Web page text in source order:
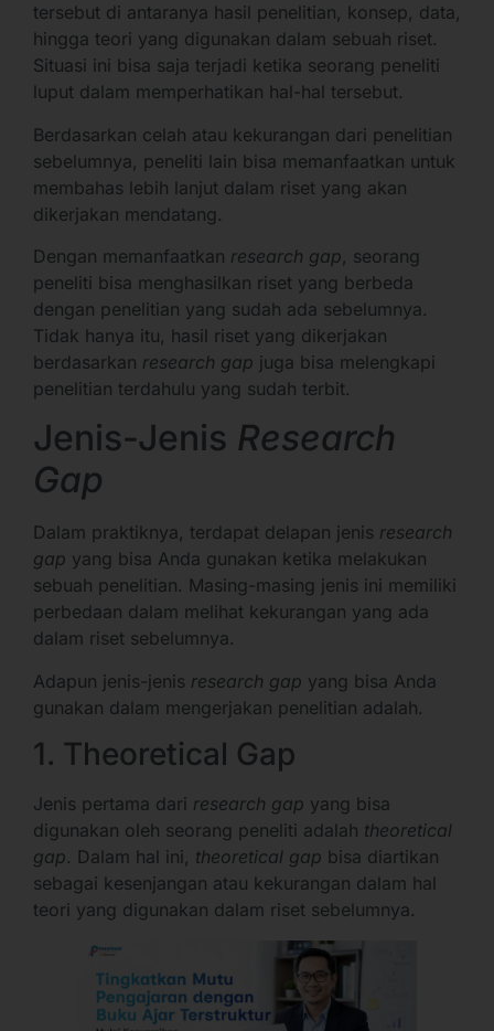
tersebut di antaranya hasil penelitian, konsep, data,
hingga teori yang digunakan dalam sebuah riset.
Situasi ini bisa saja terjadi ketika seorang peneliti
luput dalam memperhatikan hal-hal tersebut.
Berdasarkan celah atau kekurangan dari penelitian
sebelumnya, peneliti lain bisa memanfaatkan untuk
membahas lebih lanjut dalam riset yang akan
dikerjakan mendatang.
Dengan memanfaatkan research gap , seorang
peneliti bisa menghasilkan riset yang berbeda
dengan penelitian yang sudah ada sebelumnya.
Tidak hanya itu, hasil riset yang dikerjakan
berdasarkan research gap juga bisa melengkapi
penelitian terdahulu yang sudah terbit.
Jenis-Jenis Research
Gap
Dalam praktiknya, terdapat delapan jenis research
gap yang bisa Anda gunakan ketika melakukan
sebuah penelitian. Masing-masing jenis ini memiliki
perbedaan dalam melihat kekurangan yang ada
dalam riset sebelumnya.
Adapun jenis-jenis research gap yang bisa Anda
gunakan dalam mengerjakan penelitian adalah.
1. Theoretical Gap
Jenis pertama dari research gap yang bisa
digunakan oleh seorang peneliti adalah theoretical
gap. Dalam hal ini, theoretical gap bisa diartikan
sebagai kesenjangan atau kekurangan dalam hal
teori yang digunakan dalam riset sebelumnya.